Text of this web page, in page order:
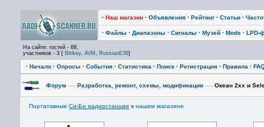
· Наш магазин · Объявления · Рейтинг · Статьи ·
· Файлы · Диапазоны · Сигналы · Музей · Mods · LPD-
На сайте: гостей - 68,
участников - 3 [ Bitikey, AVM , RussianE39]
· Начало · Опросы · События · Статистика · Поиск · Регистрация · Правила ·
Форум —› Разработка, ремонт, схемы, модификации —› Океан 2хх и
Портативные Си-Би радиостанции в нашем магазине